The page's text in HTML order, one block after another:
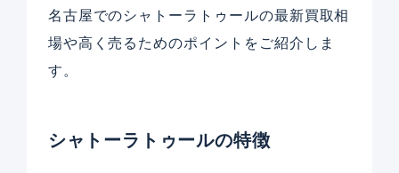
名古屋でのシャトーラトゥールの最新買取相
場や高く売るためのポイントをご紹介しま
す。
シャトーラトゥールの特徴